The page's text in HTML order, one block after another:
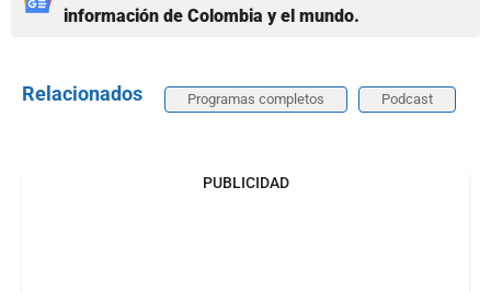
información de Colombia y el mundo.
Relacionados Programas completos Podcast
PUBLICIDAD